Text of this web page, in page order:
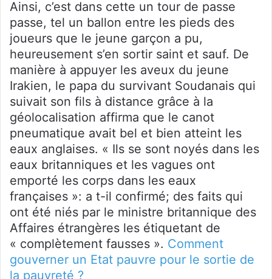
Ainsi, c’est dans cette un tour de passe
passe, tel un ballon entre les pieds des
joueurs que le jeune garçon a pu,
heureusement s’en sortir saint et sauf. De
manière à appuyer les aveux du jeune
Irakien, le papa du survivant Soudanais qui
suivait son fils à distance grâce à la
géolocalisation affirma que le canot
pneumatique avait bel et bien atteint les
eaux anglaises. « Ils se sont noyés dans les
eaux britanniques et les vagues ont
emporté les corps dans les eaux
françaises »: a t-il confirmé; des faits qui
ont été niés par le ministre britannique des
Affaires étrangères les étiquetant de
« complètement fausses ». Comment
gouverner un Etat pauvre pour le sortie de
la pauvreté ?